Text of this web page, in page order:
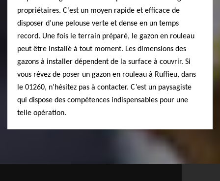
propriétaires. C’est un moyen rapide et efficace de
disposer d’une pelouse verte et dense en un temps
record. Une fois le terrain préparé, le gazon en rouleau
peut être installé à tout moment. Les dimensions des
gazons à installer dépendent de la surface à couvrir. Si
vous rêvez de poser un gazon en rouleau à Ruffieu, dans
le 01260, n’hésitez pas à contacter. C’est un paysagiste
qui dispose des compétences indispensables pour une
telle opération.